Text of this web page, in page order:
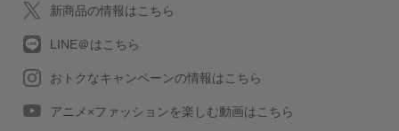
新商品の情報はこちら
LINE＠はこちら
おトクなキャンペーンの情報はこちら
アニメ×ファッションを楽しむ動画はこちら